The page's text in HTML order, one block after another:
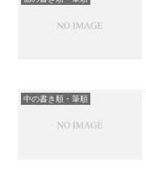
中の書き順・筆順